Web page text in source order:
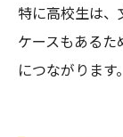
特に高校生は
ケースもある
につながります。